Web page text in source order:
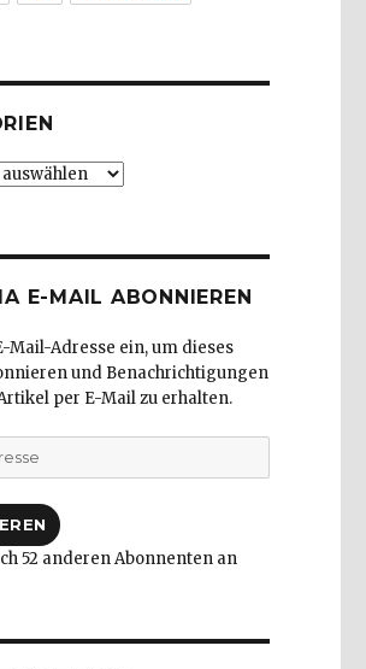
E-MAIL ABONNIEREN
Mail-Adresse ein, um dieses
und Benachrichtigungen
per E-Mail zu erhalten.
52 anderen Abonnenten an